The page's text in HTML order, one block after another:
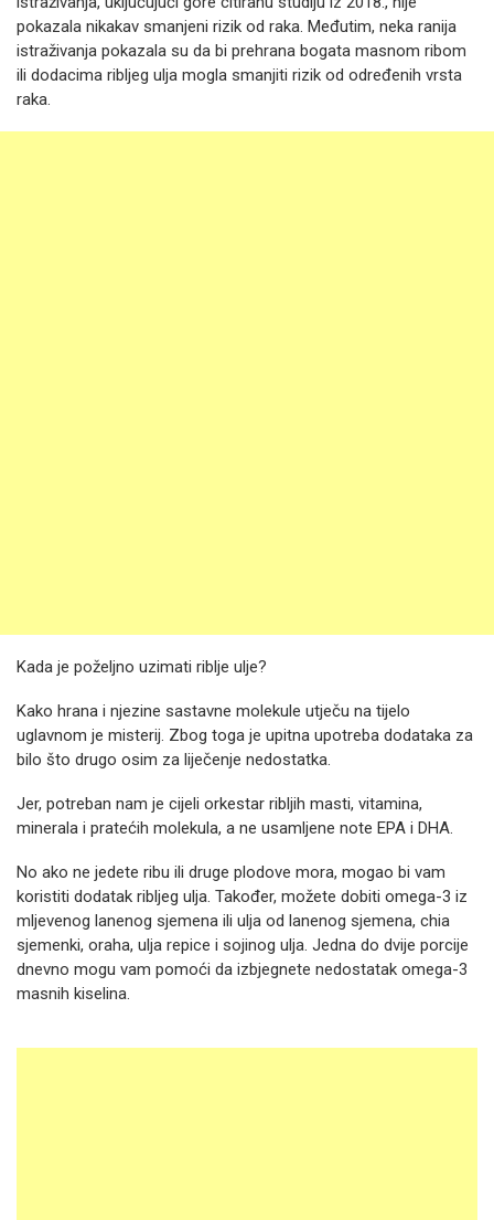
pokazala nikakav smanjeni rizik od raka. Međutim, neka ranija
istraživanja pokazala su da bi prehrana bogata masnom ribom
ili dodacima ribljeg ulja mogla smanjiti rizik od određenih vrsta
raka.
Kada je poželjno uzimati riblje ulje?
Kako hrana i njezine sastavne molekule utječu na tijelo
uglavnom je misterij. Zbog toga je upitna upotreba dodataka za
bilo što drugo osim za liječenje nedostatka.
Jer, potreban nam je cijeli orkestar ribljih masti, vitamina,
minerala i pratećih molekula, a ne usamljene note EPA i DHA.
No ako ne jedete ribu ili druge plodove mora, mogao bi vam
koristiti dodatak ribljeg ulja. Također, možete dobiti omega-3 iz
mljevenog lanenog sjemena ili ulja od lanenog sjemena, chia
sjemenki, oraha, ulja repice i sojinog ulja. Jedna do dvije porcije
dnevno mogu vam pomoći da izbjegnete nedostatak omega-3
masnih kiselina.